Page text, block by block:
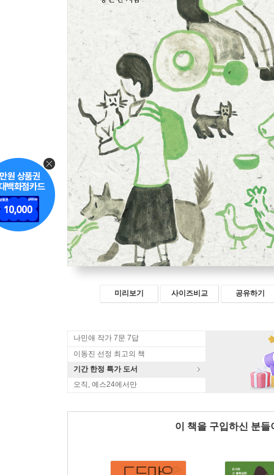
미리보기 사이즈비교 공유하기
나민애 작가 7문 7답
이동진 선정 최고의 책
기간 한정 특가 도서
오직, 예스24에서만
이 책을 구입하신 분